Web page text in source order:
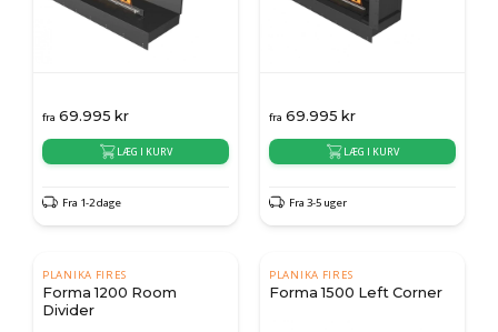
fra 69.995 kr
LÆG I KURV
Fra 1-2 dage
fra 69.995 kr
LÆG I KURV
Fra 3-5 uger
PLANIKA FIRES
Forma 1200 Room
Divider
PLANIKA FIRES
Forma 1500 Left Corner